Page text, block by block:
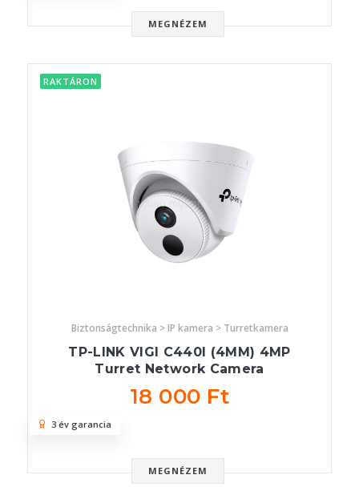
MEGNÉZEM
RAKTÁRON
Biztonságtechnika > IP kamera > Turretkamera
TP-LINK VIGI C440I (4MM) 4MP
Turret Network Camera
18 000 Ft
MEGNÉZEM
3 év garancia